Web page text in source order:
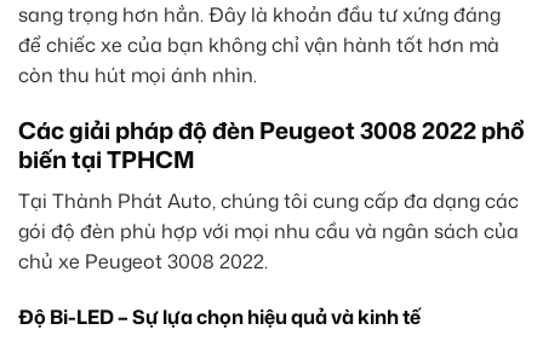
sang trọng hơn hẳn. Đây là khoản đầu tư xứng đáng
để chiếc xe của bạn không chỉ vận hành tốt hơn mà
còn thu hút mọi ánh nhìn.
Các giải pháp độ đèn Peugeot 3008 2022 phổ
biến tại TPHCM
Tại Thành Phát Auto, chúng tôi cung cấp đa dạng các
gói độ đèn phù hợp với mọi nhu cầu và ngân sách của
chủ xe Peugeot 3008 2022.
Độ Bi-LED – Sự lựa chọn hiệu quả và kinh tế